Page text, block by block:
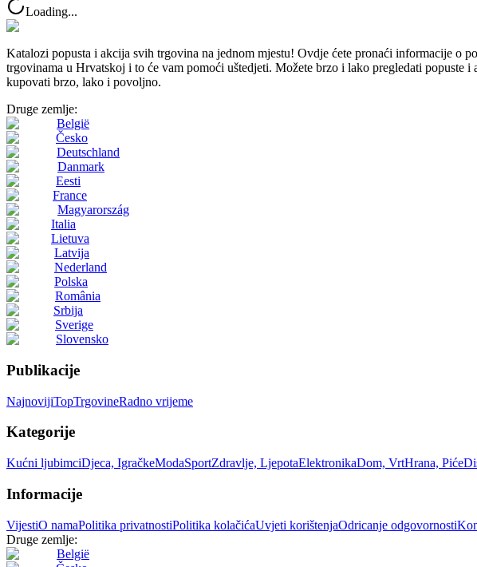
Loading...
Katalozi popusta i akcija svih trgovina na jednom mjestu! Ovdje ćete pronaći informacije
trgovinama u Hrvatskoj i to će vam pomoći uštedjeti. Možete brzo i lako pregledati popuste
kupovati brzo, lako i povoljno.
Druge zemlje:
België
Česko
Deutschland
Danmark
Eesti
France
Magyarország
Italia
Lietuva
Latvija
Nederland
Polska
România
Srbija
Sverige
Slovensko
Publikacije
NajnovijiTopTrgovineRadno vrijeme
Kategorije
Kućni ljubimciDjeca, IgračkeModaSportZdravlje, LjepotaElektronikaDom, VrtHrana, Piće
Informacije
VijestiO namaPolitika privatnostiPolitika kolačićaUvjeti korištenjaOdricanje odgovornosti
Druge zemlje:
België